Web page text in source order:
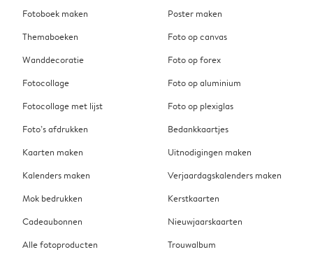
Fotoboek maken
Themaboeken
Wanddecoratie
Fotocollage
Fotocollage met lijst
Foto’s afdrukken
Kaarten maken
Kalenders maken
Mok bedrukken
Cadeaubonnen
Alle fotoproducten
Poster maken
Foto op canvas
Foto op forex
Foto op aluminium
Foto op plexiglas
Bedankkaartjes
Uitnodigingen maken
Verjaardagskalenders maken
Kerstkaarten
Nieuwjaarskaarten
Trouwalbum